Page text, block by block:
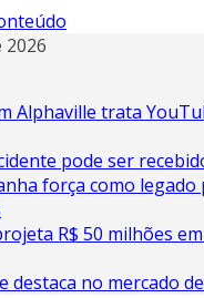
2026
Alphaville trata
pode ser
força como
R$ 50 milhões
destaca no mercado